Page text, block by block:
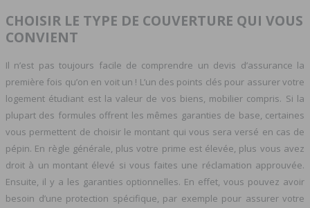
CHOISIR LE TYPE DE COUVERTURE QUI VOUS
CONVIENT
Il n’est pas toujours facile de comprendre un devis d’assurance la
première fois qu’on en voit un ! L’un des points clés pour assurer votre
logement étudiant est la valeur de vos biens, mobilier compris. Si la
plupart des formules offrent les mêmes garanties de base, certaines
vous permettent de choisir le montant qui vous sera versé en cas de
pépin. En règle générale, plus votre prime est élevée, plus vous avez
droit à un montant élevé si vous faites une réclamation approuvée.
Ensuite, il y a les garanties optionnelles. En effet, vous pouvez avoir
besoin d’une protection spécifique, par exemple pour assurer votre